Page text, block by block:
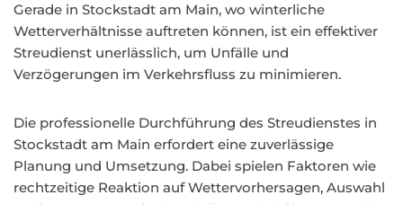
Gerade in Stockstadt am Main, wo winterliche
Wetterverhältnisse auftreten können, ist ein effektiver
Streudienst unerlässlich, um Unfälle und
Verzögerungen im Verkehrsfluss zu minimieren.
Die professionelle Durchführung des Streudienstes in
Stockstadt am Main erfordert eine zuverlässige
Planung und Umsetzung. Dabei spielen Faktoren wie
rechtzeitige Reaktion auf Wettervorhersagen, Auswahl